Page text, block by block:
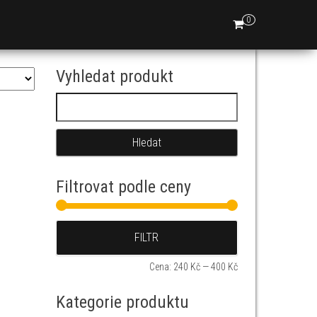
0
Vyhledat produkt
Filtrovat podle ceny
FILTR
Cena: 240 Kč —400 Kč
Kategorie produktu